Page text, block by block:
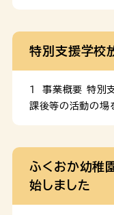
人者ともに無料。
立ひとり親家庭
8805福岡市立ひと
ひとり親家庭情報
とサイトにジャンプ
特別支援学校
１ 事業概要 特別
課後等の活動の場
実施時間 ※日曜
事業を実施しませ
合計が3,000円を
ふくおか幼稚
始しました